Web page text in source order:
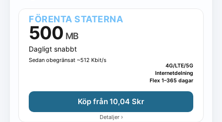
FÖRENTA STATERNA
500 MB
Dagligt snabbt
Sedan obegränsat ~512 Kbit/s
4G/LTE/5G
Internetdelning
Flex 1–365 dagar
Köp från 10,04 Skr
Detaljer ›